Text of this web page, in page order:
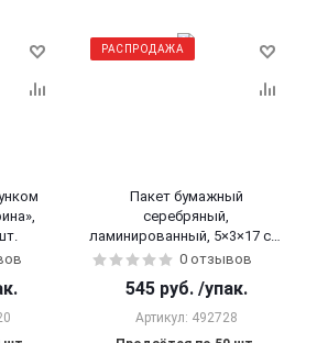
РАСПРОДАЖА
Пакет бумажный
серебряный,
ламинированный, 5×3×17 см,
50 шт.
0 отзывов
545 руб. /упак.
Артикул: 492728